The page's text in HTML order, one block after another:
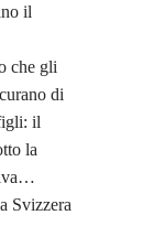
il
che gli
di
il
la
Svizzera